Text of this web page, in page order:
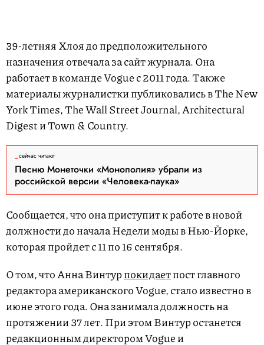
39-летняя Хлоя до предположительного
назначения отвечала за сайт журнала. Она
работает в команде Vogue с 2011 года. Также
материалы журналистки публиковались в The New
York Times, The Wall Street Journal, Architectural
Digest и Town & Country.
сейчас читают
Песню Монеточки «Монополия» убрали из
российской версии «Человека-паука»
Сообщается, что она приступит к работе в новой
должности до начала Недели моды в Нью-Йорке,
которая пройдет с 11 по 16 сентября.
О том, что Анна Винтурпокидаетпост главного
редактора американского Vogue, стало известно в
июне этого года. Она занимала должность на
протяжении 37 лет. При этом Винтур останется
редакционным директором Vogue и